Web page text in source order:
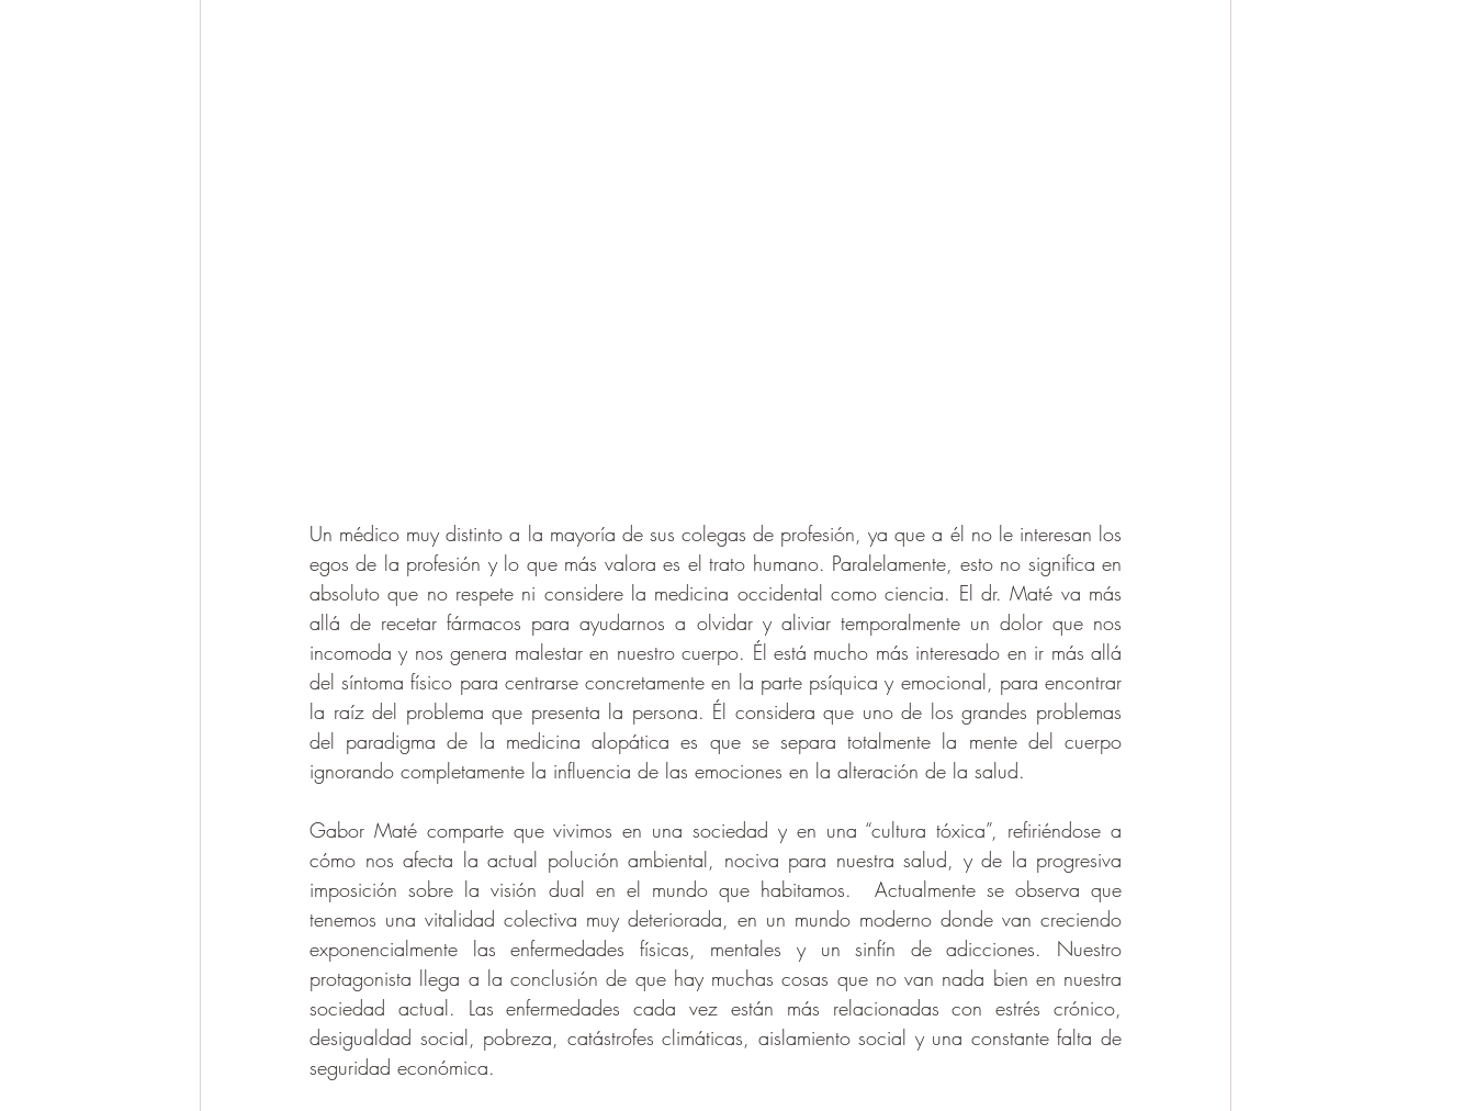
Un médico muy distinto a la mayoría de sus colegas de profesión, ya que a él no le interesan los
egos de la profesión y lo que más valora es el trato humano. Paralelamente, esto no significa en
absoluto que no respete ni considere la medicina occidental como ciencia. El dr. Maté va más
allá de recetar fármacos para ayudarnos a olvidar y aliviar temporalmente un dolor que nos
incomoda y nos genera malestar en nuestro cuerpo. Él está mucho más interesado en ir más allá
del síntoma físico para centrarse concretamente en la parte psíquica y emocional, para encontrar
la raíz del problema que presenta la persona. Él considera que uno de los grandes problemas
del paradigma de la medicina alopática es que se separa totalmente la mente del cuerpo
ignorando completamente la influencia de las emociones en la alteración de la salud.
Gabor Maté comparte que vivimos en una sociedad y en una “cultura tóxica”, refiriéndose a
cómo nos afecta la actual polución ambiental, nociva para nuestra salud, y de la progresiva
imposición sobre la visión dual en el mundo que habitamos.  Actualmente se observa que
tenemos una vitalidad colectiva muy deteriorada, en un mundo moderno donde van creciendo
exponencialmente las enfermedades físicas, mentales y un sinfín de adicciones. Nuestro
protagonista llega a la conclusión de que hay muchas cosas que no van nada bien en nuestra
sociedad actual. Las enfermedades cada vez están más relacionadas con estrés crónico,
desigualdad social, pobreza, catástrofes climáticas, aislamiento social y una constante falta de
seguridad económica.